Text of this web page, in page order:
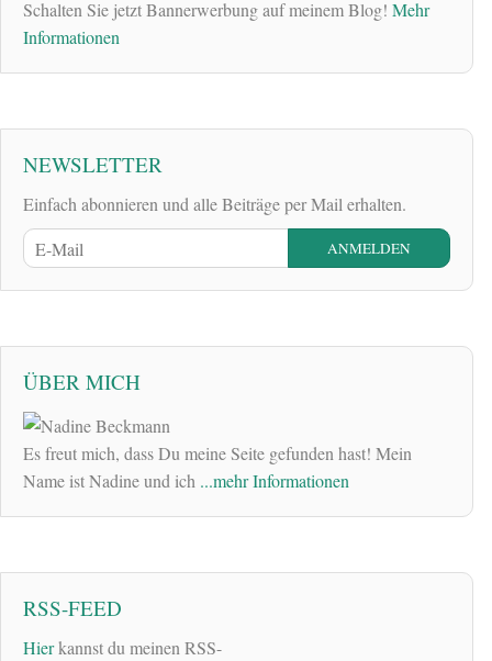
Schalten Sie jetzt Bannerwerbung auf meinem Blog! Mehr
Informationen
NEWSLETTER
Einfach abonnieren und alle Beiträge per Mail erhalten.
ÜBER MICH
Es freut mich, dass Du meine Seite gefunden hast! Mein
Name ist Nadine und ich ...mehr Informationen
RSS-FEED
Hierkannst du meinen RSS-